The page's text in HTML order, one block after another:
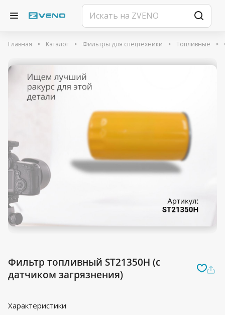
Главная Каталог Фильтры для спецтехники Топливные
Фильтр топливный ST21350H (с
датчиком загрязнения)
Характеристики